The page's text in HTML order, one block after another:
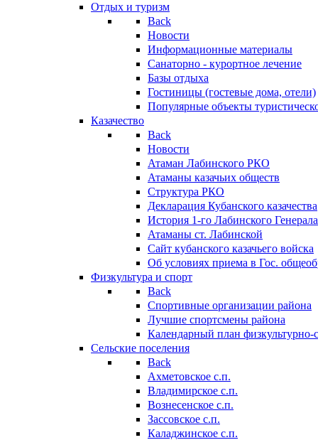
Отдых и туризм
Back
Новости
Информационные материалы
Санаторно - курортное лечение
Базы отдыха
Гостиницы (гостевые дома, отели)
Популярные объекты
Казачество
Back
Новости
Атаман Лабинского РКО
Атаманы казачьих обществ
Структура РКО
Декларация Кубанского казачества
История 1-го Лабинского
Атаманы ст. Лабинской
Cайт кубанского казачьего войска
Об условиях приема в Гос.
Физкультура и спорт
Back
Спортивные организации района
Лучшие спортсмены района
Календарный план
Сельские поселения
Back
Ахметовское с.п.
Владимирское с.п.
Вознесенское с.п.
Зассовское с.п.
Каладжинское с.п.